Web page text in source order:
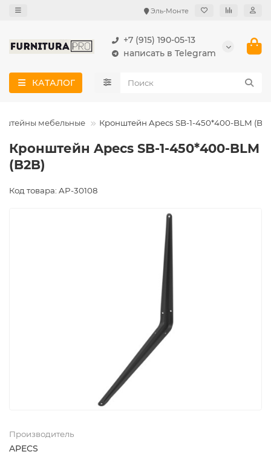
Эль-Монте
+7 (915) 190-05-13
написать в Telegram
КАТАЛОГ
мебельные Кронштейн Apecs SB-1-450*400-BLM
Кронштейн Apecs SB-1-450*400-BLM
(B2B)
Код товара: AP-30108
Производитель
APECS